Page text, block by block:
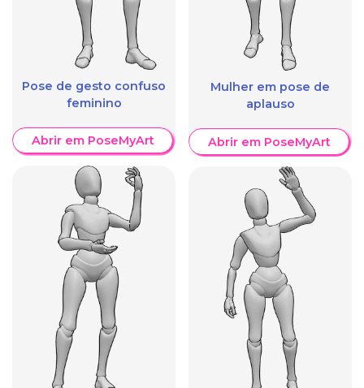
Pose de gesto confuso
feminino
Abrir em PoseMyArt
Mulher em pose de
aplauso
Abrir em PoseMyArt